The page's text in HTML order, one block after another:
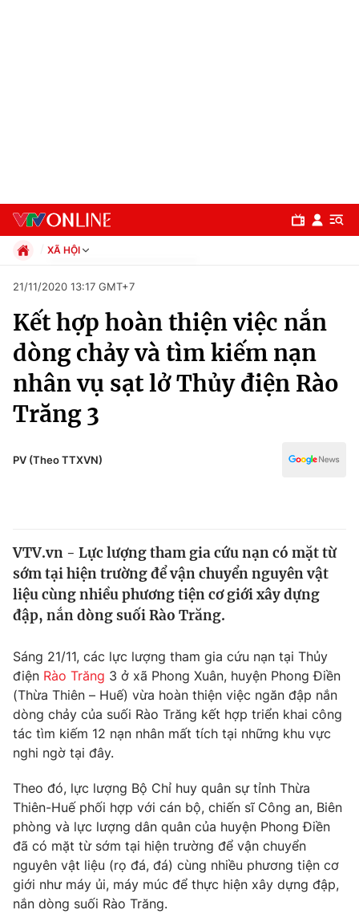
Chuyên mục
Chính trị
Xã hội
Pháp luật
Thế giới
Tin tức
Thế giới đó đây
Câu chuyện quốc tế
Kinh tế
Thị trường
Góc doanh nghiệp
Truyền hình
Phim VTV
Hậu trường
Nhân vật
Khán giả
Giải sao mai
Giải trí
Âm nhạc
Sao
Đời sống
Du lịch
Làm đẹp
Chất lượng cuộc sống
Giáo dục
Tuyển sinh
Học trực tuyến
Công nghệ
Hitech Công nghệ tương lai
XÃ HỘI
Xã hội
Pháp luật
Kinh tế
Thể thao
Truyền hình
Văn hóa - Giải trí
Y tế
Công nghệ
21/11/2020 13:17 GMT+7
Kết hợp hoàn thiện việc nắn
dòng chảy và tìm kiếm nạn
nhân vụ sạt lở Thủy điện Rào
Trăng 3
PV (Theo TTXVN)
VTV.vn - Lực lượng tham gia cứu nạn có mặt từ
sớm tại hiện trường để vận chuyển nguyên vật
liệu cùng nhiều phương tiện cơ giới xây dựng
đập, nắn dòng suối Rào Trăng.
Sáng 21/11, các lực lượng tham gia cứu nạn tại Thủy
điện Rào Trăng 3 ở xã Phong Xuân, huyện Phong Điền
(Thừa Thiên – Huế) vừa hoàn thiện việc ngăn đập nắn
dòng chảy của suối Rào Trăng kết hợp triển khai công
tác tìm kiếm 12 nạn nhân mất tích tại những khu vực
nghi ngờ tại đây.
Theo đó, lực lượng Bộ Chỉ huy quân sự tỉnh Thừa
Thiên-Huế phối hợp với cán bộ, chiến sĩ Công an, Biên
phòng và lực lượng dân quân của huyện Phong Điền
đã có mặt từ sớm tại hiện trường để vận chuyển
nguyên vật liệu (rọ đá, đá) cùng nhiều phương tiện cơ
giới như máy ủi, máy múc để thực hiện xây dựng đập,
nắn dòng suối Rào Trăng.